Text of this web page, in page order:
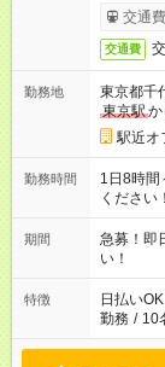
交通
交通費
勤務地
東京都千
東京駅
駅近オ
勤務時間
1日8時間
ください！
期間
急募！即
い！
特徴 日払いOK
勤務 / 10